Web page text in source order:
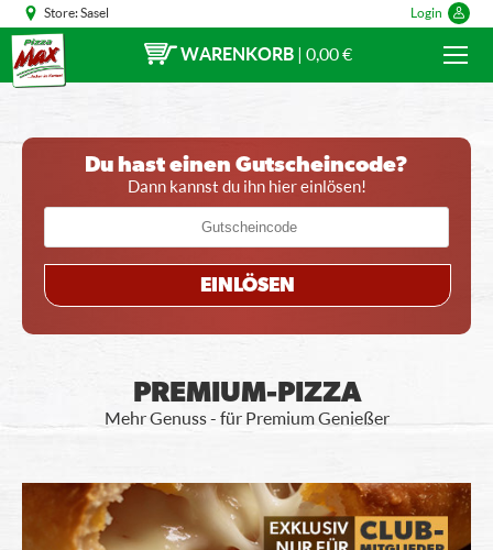
Store:Sasel Login
WARENKORB | 0,00 €
Du hast einen Gutscheincode?
Dann kannst du ihn hier einlösen!
EINLÖSEN
PREMIUM-PIZZA
Mehr Genuss - für Premium Genießer